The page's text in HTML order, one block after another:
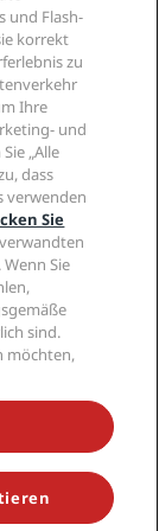
RHG Radisson
Collection,
und Flash-
korrekt
zu
Ihre
und
„Alle
dass
verwenden
Sie
Sie
sind.
möchten,